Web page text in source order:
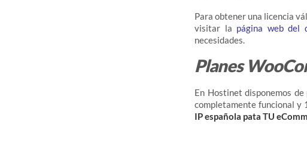
Para obtener una licencia
visitar la página web del
necesidades.
Planes
En Hostinet disponemos de
completamente funcional y
IP española pata TU